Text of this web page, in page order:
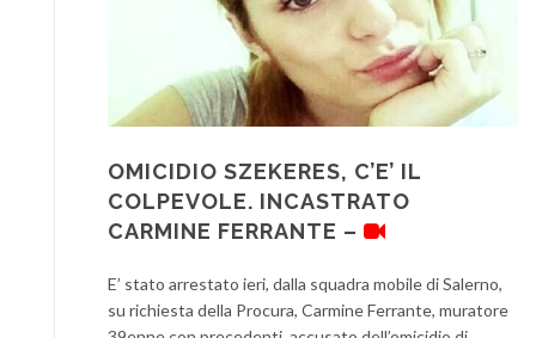
OMICIDIO SZEKERES, C’E’ IL
COLPEVOLE. INCASTRATO
CARMINE FERRANTE –
E’ stato arrestato ieri, dalla squadra mobile di Salerno,
su richiesta della Procura, Carmine Ferrante, muratore